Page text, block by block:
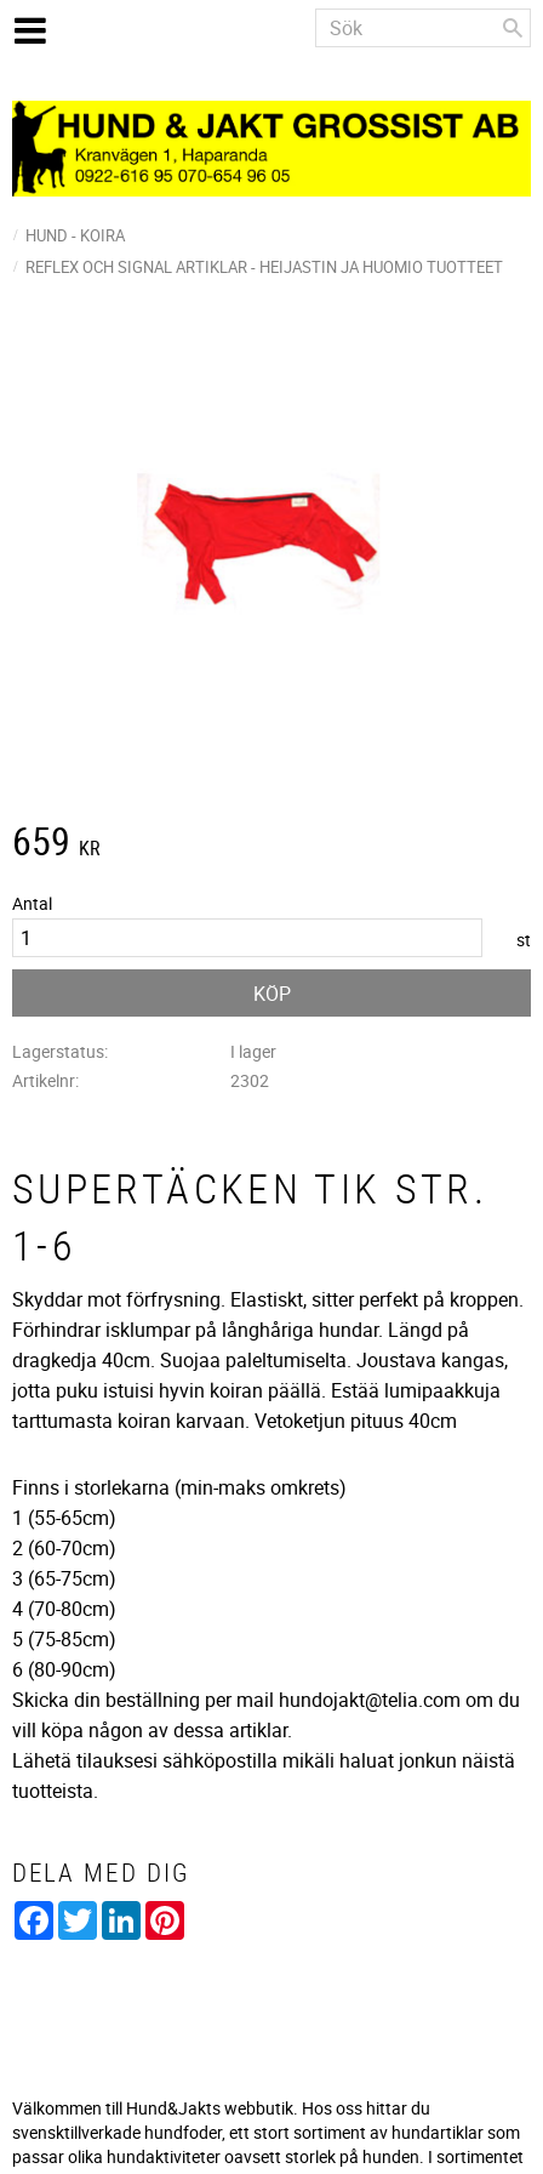
HUND - KOIRA
REFLEX OCH SIGNAL ARTIKLAR - HEIJASTIN JA HUOMIO TUOTTEET
659 KR
Antal
st
KÖP
Lagerstatus
I lager
Artikelnr
2302
SUPERTÄCKEN TIK STR.
1-6
Skyddar mot förfrysning. Elastiskt, sitter perfekt på kroppen.
Förhindrar isklumpar på långhåriga hundar. Längd på
dragkedja 40cm. Suojaa paleltumiselta. Joustava kangas,
jotta puku istuisi hyvin koiran päällä. Estää lumipaakkuja
tarttumasta koiran karvaan. Vetoketjun pituus 40cm
Finns i storlekarna (min-maks omkrets)
1 (55-65cm)
2 (60-70cm)
3 (65-75cm)
4 (70-80cm)
5 (75-85cm)
6 (80-90cm)
Skicka din beställning per mail hundojakt@telia.com om du
vill köpa någon av dessa artiklar.
Lähetä tilauksesi sähköpostilla mikäli haluat jonkun näistä
tuotteista.
DELA MED DIG
Facebook
TwitterLinkedIn
Välkommen till Hund&Jakts webbutik. Hos oss hittar du
svensktillverkade hundfoder, ett stort sortiment av hundartiklar som
passar olika hundaktiviteter oavsett storlek på hunden. I sortimentet